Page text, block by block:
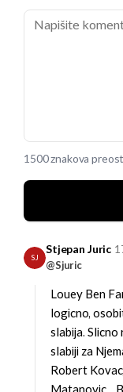
1500 znakova
SJ
Stjepan Juric
@Sjuric
Louey Ben
logicno,
slabija.
slabiji za
Robert